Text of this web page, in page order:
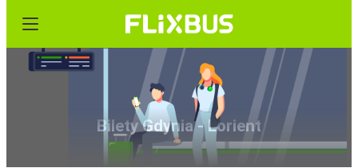
Bilety Gdynia - Lorient